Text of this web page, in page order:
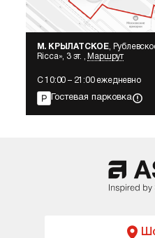
М. КРЫЛАТСКОЕ,
Ricca», 3 эт. ,
Маршрут
С 10:00 – 21:00 ежедневно
Гостевая парковка